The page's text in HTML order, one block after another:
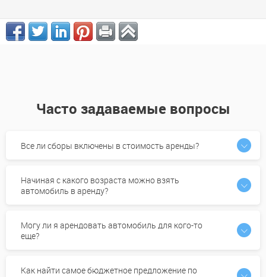
Часто задаваемые вопросы
Все ли сборы включены в стоимость аренды?
Начиная с какого возраста можно взять
автомобиль в аренду?
Могу ли я арендовать автомобиль для кого-то
еще?
Как найти самое бюджетное предложение по